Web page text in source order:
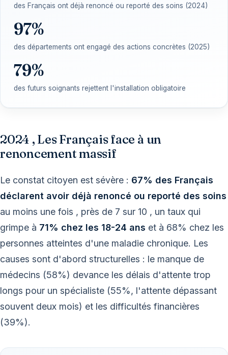
des Français ont déjà renoncé ou reporté des soins (2024)
97%
des départements ont engagé des actions concrètes (2025)
79%
des futurs soignants rejettent l'installation obligatoire
2024 , Les Français face à un
renoncement massif
Le constat citoyen est sévère : 67% des Français
déclarent avoir déjà renoncé ou reporté des soins
au moins une fois , près de 7 sur 10 , un taux qui
grimpe à 71% chez les 18-24 ans et à 68% chez les
personnes atteintes d'une maladie chronique. Les
causes sont d'abord structurelles : le manque de
médecins (58%) devance les délais d'attente trop
longs pour un spécialiste (55%, l'attente dépassant
souvent deux mois) et les difficultés financières
(39%).